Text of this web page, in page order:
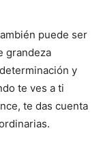
puede ser
grandeza
y
te ves a ti
te das cuenta